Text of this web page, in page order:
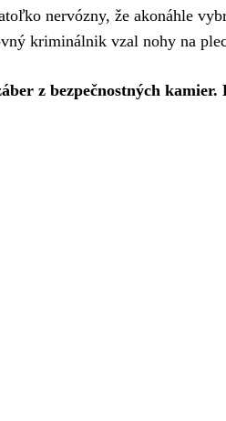
nervózny, že akonáhle
kriminálnik vzal nohy na
z bezpečnostných